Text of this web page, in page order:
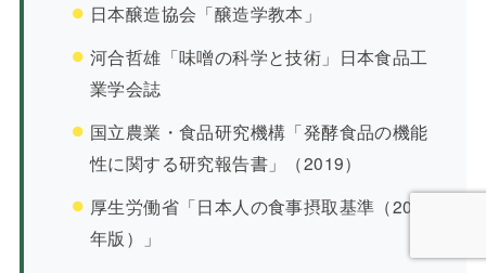
日本醸造協会「醸造学教本」
河合哲雄「味噌の科学と技術」日本食品工
業学会誌
国立農業・食品研究機構「発酵食品の機能
性に関する研究報告書」（2019）
厚生労働省「日本人の食事摂取基準（2020
年版）」